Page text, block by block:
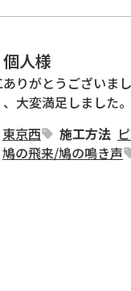
人様
りがとうございまし
大変満足しました。
東京西 施工方法
鳩の飛来/鳩の鳴き声